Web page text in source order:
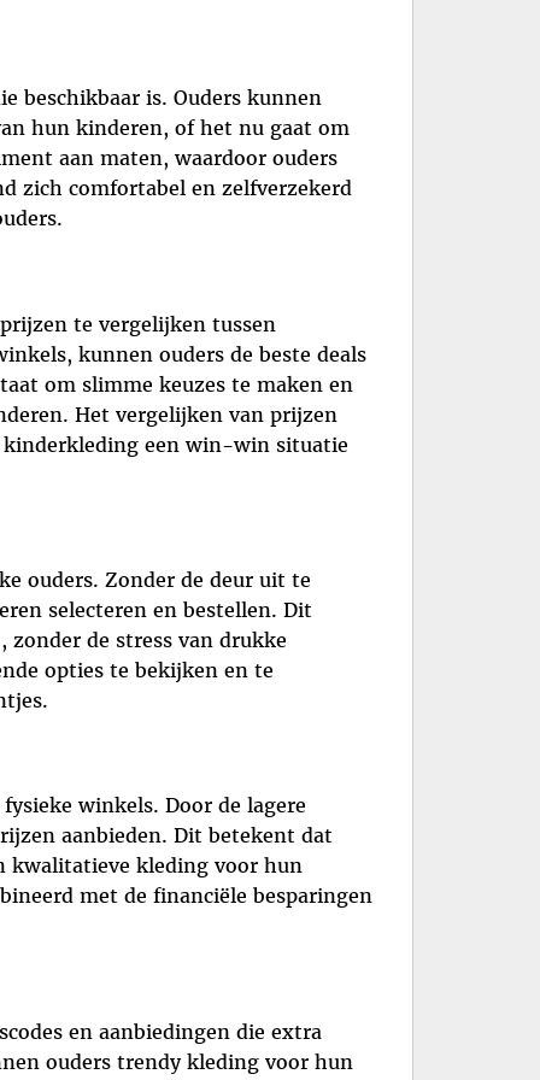
beschikbaar is. Ouders kunnen
hun kinderen, of het nu gaat om
aan maten, waardoor ouders
zich comfortabel en zelfverzekerd
te vergelijken tussen
kunnen ouders de beste deals
om slimme keuzes te maken en
Het vergelijken van prijzen
kinderkleding een win-win situatie
ouders. Zonder de deur uit te
selecteren en bestellen. Dit
de stress van drukke
opties te bekijken en te
winkels. Door de lagere
aanbieden. Dit betekent dat
kwalitatieve kleding voor hun
met de financiële besparingen
en aanbiedingen die extra
ouders trendy kleding voor hun